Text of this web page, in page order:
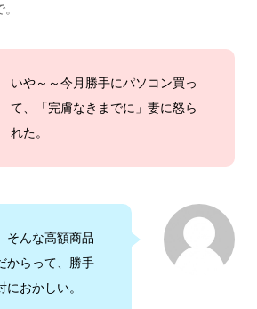
いや～～今月勝手にパソコン買っ
て、「完膚なきまでに」妻に怒ら
れた。
そんな高額商品
からって、勝手
おかしい。